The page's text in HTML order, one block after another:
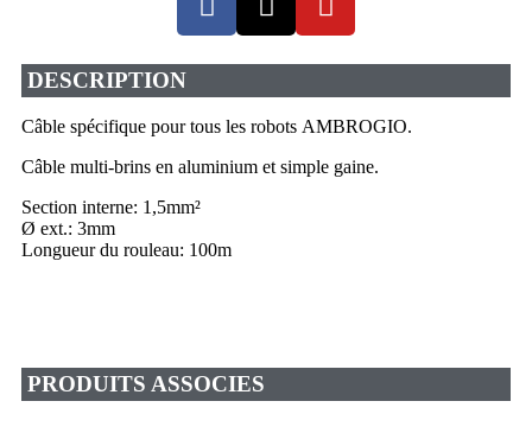
DESCRIPTION
Câble spécifique pour tous les robots AMBROGIO.
Câble multi-brins en aluminium et simple gaine.
Section interne: 1,5mm²
Ø ext.: 3mm
Longueur du rouleau: 100m
PRODUITS ASSOCIES